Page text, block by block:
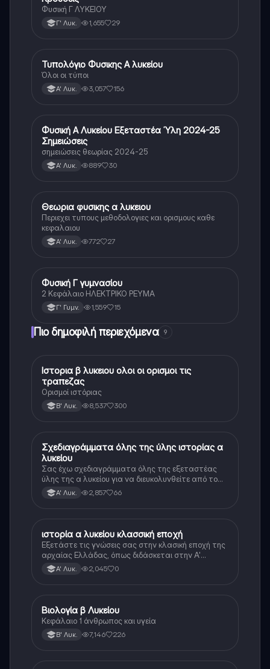
Φυσική Γ ΛΥΚΕΙΟΥ
Γ' Λυκ. 1,655 29
Φυσική
Τυπολόγιο Φυσικης Α λυκείου
Όλοι οι τύποι
Α' Λυκ. 3,057 156
Φυσική
Φυσική Α Λυκείου Εξεταστέα Ύλη 2024-25
Σημειώσεις
σημειώσεις θεωρίας 2024-25
Α' Λυκ. 889 30
Φυσική
Θεωρια φυσικης α λυκειου
Περιεχει τυπους μεθοδολογιες και ορισμους καθε
κεφαλαιου
Α' Λυκ. 772 27
Φυσική
Φυσική Γ γυμνασίου
2 Κεφάλαιο ΗΛΕΚΤΡΙΚΟ ΡΕΥΜΑ
Γ' Γυμν. 1,559 15
Πιο δημοφιλή περιεχόμενα 9
Ιστορία
Ιστορια β λυκειου ολοι οι ορισμοι τις
τραπεζας
Ορισμοί ιστόριας
Β' Λυκ. 8,537 300
Ιστορία
Σχεδιαγράμματα όλης της ύλης ιστορίας α
λυκείου
Σας έχω σχεδιαγράμματα όλης της εξεταστέας
ύλης της α λυκείου για να διευκολυνθείτε από το
τεράστιο βάρος του βιβλίου
Α' Λυκ. 2,857 66
Ιστορία
ιστορία α λυκείου κλασσική εποχή
Εξετάστε τις γνώσεις σας στην κλασική εποχή της
αρχαίας Ελλάδας, όπως διδάσκεται στην Α'
Λυκείου.Α' Λυκ. 2,045 0
Βιολογία
Βιολογία β Λυκείου
Κεφάλαιο 1 άνθρωπος και υγεία
Β' Λυκ. 7,146 226